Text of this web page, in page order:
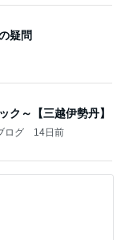
疑問
ク～【三越伊勢丹】
ログ 14日前